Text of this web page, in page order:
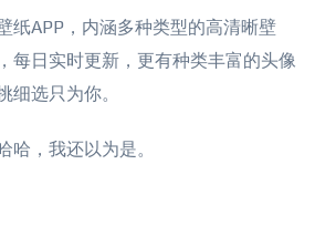
纸APP，内涵多种类型的高清晰壁
每日实时更新，更有种类丰富的头像
细选只为你。
哈，我还以为是。